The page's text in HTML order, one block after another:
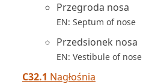
Przegroda nosa
EN: Septum of nose
Przedsionek nosa
EN: Vestibule of nose
C32.1 Nagłośnia